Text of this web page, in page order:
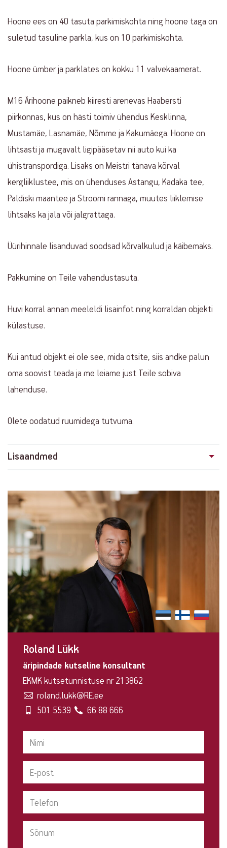
Hoone ees on 40 tasuta parkimiskohta ning hoone taga on
suletud tasuline parkla, kus on 10 parkimiskohta.
Hoone ümber ja parklates on kokku 11 valvekaamerat.
M16 Ärihoone paikneb kiiresti arenevas Haabersti
piirkonnas, kus on hästi toimiv ühendus Kesklinna,
Mustamäe, Lasnamäe, Nõmme ja Kakumäega. Hoone on
lihtsasti ja mugavalt ligipääsetav nii auto kui ka
ühistranspordiga. Lisaks on Meistri tänava kõrval
kergliiklustee, mis on ühenduses Astangu, Kadaka tee,
Paldiski maantee ja Stroomi rannaga, muutes liiklemise
lihtsaks ka jala või jalgrattaga.
Üürihinnale lisanduvad soodsad kõrvalkulud ja käibemaks.
Pakkumine on Teile vahendustasuta.
Huvi korral annan meeleldi lisainfot ning korraldan objekti
külastuse.
Kui antud objekt ei ole see, mida otsite, siis andke palun
oma soovist teada ja me leiame just Teile sobiva
lahenduse.
Olete oodatud ruumidega tutvuma.
Lisaandmed
Contact
info
Roland Lükk
äripindade kutseline konsultant
EKMK kutsetunnistuse nr 213862
roland.lukk@RE.ee
501 5539
66 88 666